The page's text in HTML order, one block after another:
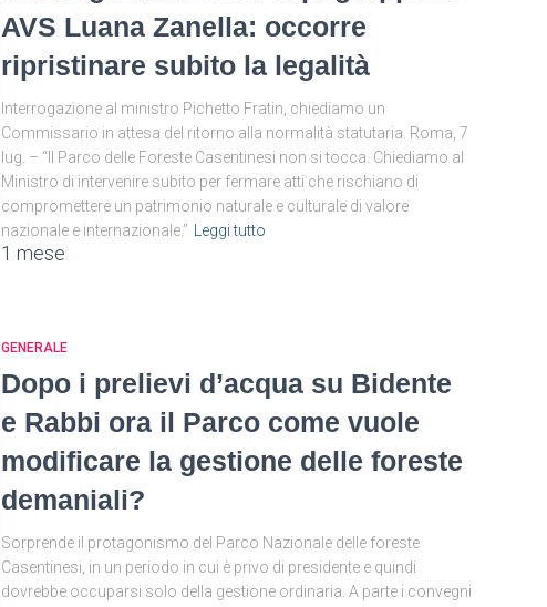
AVS Luana Zanella: occorre
ripristinare subito la legalità
Interrogazione al ministro Pichetto Fratin, chiediamo un
Commissario in attesa del ritorno alla normalità statutaria. Roma, 7
lug. – “Il Parco delle Foreste Casentinesi non si tocca. Chiediamo al
Ministro di intervenire subito per fermare atti che rischiano di
compromettere un patrimonio naturale e culturale di valore
nazionale e internazionale.”
Leggi tutto
1 mese
GENERALE
Dopo i prelievi d’acqua su Bidente
e Rabbi ora il Parco come vuole
modificare la gestione delle foreste
demaniali?
Sorprende il protagonismo del Parco Nazionale delle foreste
Casentinesi, in un periodo in cui è privo di presidente e quindi
dovrebbe occuparsi solo della gestione ordinaria. A parte i convegni